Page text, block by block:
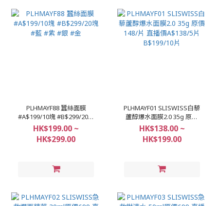
PLHMAYF88 蠶絲面膜
#A$199/10塊 #B$299/20塊
#藍 #紫 #銀 #金
HK$199.00 ~
HK$299.00
PLHMAYF01 SLISWISS白藜
蘆醇爆水面膜2.0 35g 原價
148/片 直播價A$138/5片
B$199/10片
HK$138.00 ~
HK$199.00